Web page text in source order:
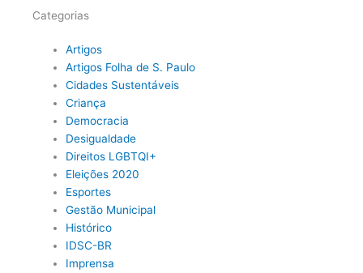
Categorias
Artigos
Artigos Folha de S. Paulo
Cidades Sustentáveis
Criança
Democracia
Desigualdade
Direitos LGBTQI+
Eleições 2020
Esportes
Gestão Municipal
Histórico
IDSC-BR
Imprensa